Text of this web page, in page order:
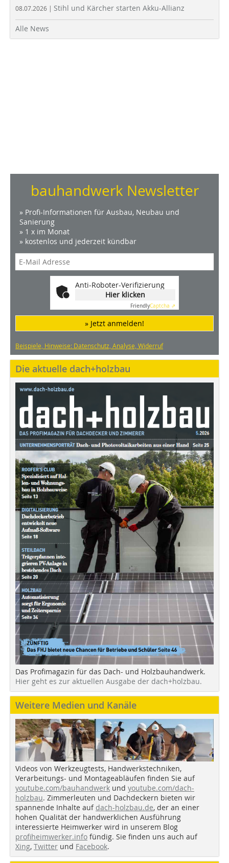
08.07.2026 | Stihl und Kärcher starten Akku-Allianz
Alle News
bauhandwerk Newsletter
» Profi-Informationen für Ausbau, Neubau und
Sanierung
» 1 x im Monat
» kostenlos und jederzeit kündbar
Anti-Roboter-Verifizierung
Hier klicken
FriendlyCaptcha ⇗
» Jetzt anmelden!
Beispiele, Hinweise: Datenschutz, Analyse, Widerruf
Die aktuelle dach+holzbau
Das Profimagazin für das Dach- und Holzbauhandwerk.
Hier geht es zur aktuellen Ausgabe der dach+holzbau.
Weitere Medien und Kanäle
Videos von Werkzeugtests, Handwerkstechniken,
Verarbeitungs- und Montageabläufen finden Sie auf
youtube.com/bauhandwerk und youtube.com/dach-
holzbau. Zimmerleuten und Dachdeckern bieten wir
spannende Inhalte auf dach-holzbau.de, der an einer
hohen Qualität der handwerklichen Ausführung
interessierte Heimwerker wird in unserem Blog
profiheimwerker.info fündig. Sie finden uns auch auf
Xing, Twitter und Facebook.